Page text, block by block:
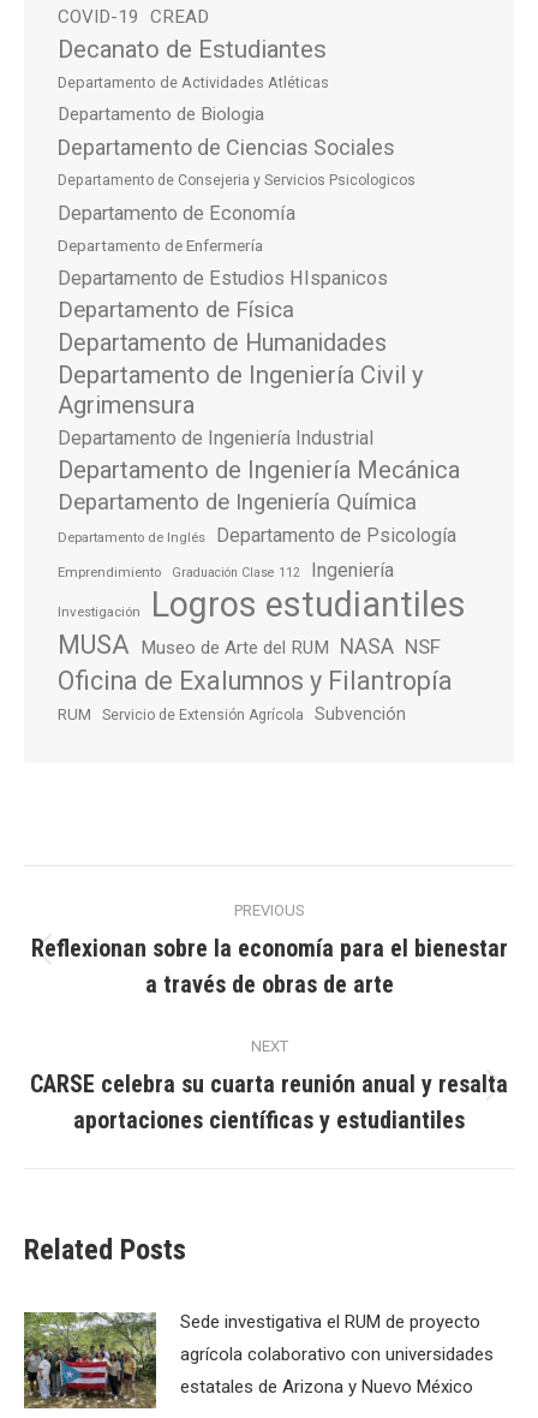
COVID-19 CREAD
Decanato de Estudiantes
Departamento de Actividades Atléticas
Departamento de Biologia
Departamento de Ciencias Sociales
Departamento de Consejeria y Servicios Psicologicos
Departamento de Economía
Departamento de Enfermería
Departamento de Estudios HIspanicos
Departamento de Física
Departamento de Humanidades
Departamento de Ingeniería Civil y
Agrimensura
Departamento de Ingeniería Industrial
Departamento de Ingeniería Mecánica
Departamento de Ingeniería Química
Departamento de Inglés Departamento de Psicología
Emprendimiento Graduación Clase 112 Ingeniería
Investigación Logros estudiantiles
MUSA Museo de Arte del RUM NASA NSF
Oficina de Exalumnos y Filantropía
RUM Servicio de Extensión Agrícola Subvención
navigation
PREVIOUS
Previous
post:
Reflexionan sobre la economía para el bienestar
a través de obras de arte
NEXT
Next
post:
CARSE celebra su cuarta reunión anual y resalta
aportaciones científicas y estudiantiles
Related Posts
Sede investigativa el RUM de proyecto
agrícola colaborativo con universidades
estatales de Arizona y Nuevo México